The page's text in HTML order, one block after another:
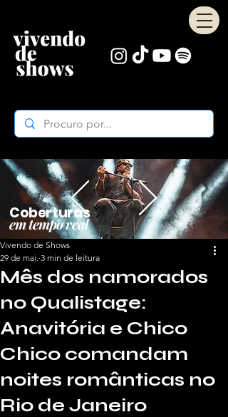
Coberturas
em tempo real
Mês dos namorados
no Qualistage:
Anavitória e Chico
Chico comandam
noites românticas no
Rio de Janeiro
Vivendo de Shows
29 de mai. 3 min de leitura